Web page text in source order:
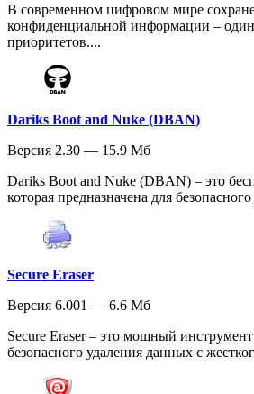
В современном цифровом мире
конфиденциальной информации –
приоритетов....
Dariks Boot and Nuke (DBAN)
Версия 2.30 — 15.9 Мб
Dariks Boot and Nuke (DBAN) – это
которая предназначена для
Secure Eraser
Версия 6.001 — 6.6 Мб
Secure Eraser – это мощный
безопасного удаления данных с